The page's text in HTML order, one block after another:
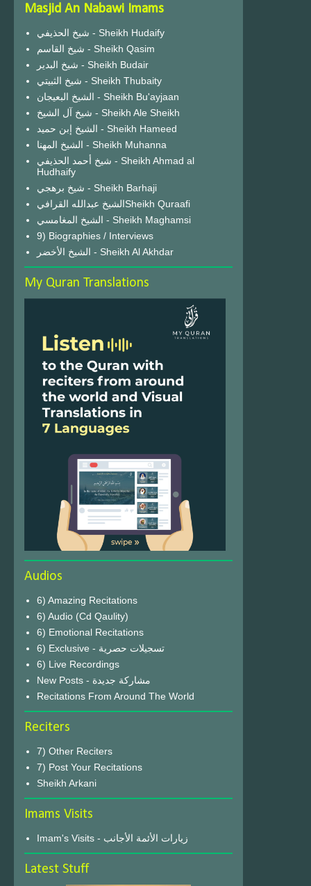
Masjid An Nabawi Imams
شيخ الحذيفي - Sheikh Hudaify
شيخ القاسم - Sheikh Qasim
شيخ البدير - Sheikh Budair
شيخ الثبيتي - Sheikh Thubaity
الشيخ البعيجان - Sheikh Bu'ayjaan
شيخ آل الشيخ - Sheikh Ale Sheikh
الشيخ إبن حميد - Sheikh Hameed
الشيخ المهنا - Sheikh Muhanna
شيخ أحمد الحذيفي - Sheikh Ahmad al
Hudhaify
شيخ برهجي - Sheikh Barhaji
الشيخ عبدالله القرافيSheikh Quraafi
الشيخ المغامسي - Sheikh Maghamsi
9) Biographies / Interviews
الشيخ الأخضر - Sheikh Al Akhdar
My Quran Translations
Audios
6) Amazing Recitations
6) Audio (Cd Qaulity)
6) Emotional Recitations
6) Exclusive - تسجيلات حصرية
6) Live Recordings
New Posts - مشاركة جديدة
Recitations From Around The World
Reciters
7) Other Reciters
7) Post Your Recitations
Sheikh Arkani
Imams Visits
Imam's Visits - زيارات الأئمة الأجانب
Latest Stuff